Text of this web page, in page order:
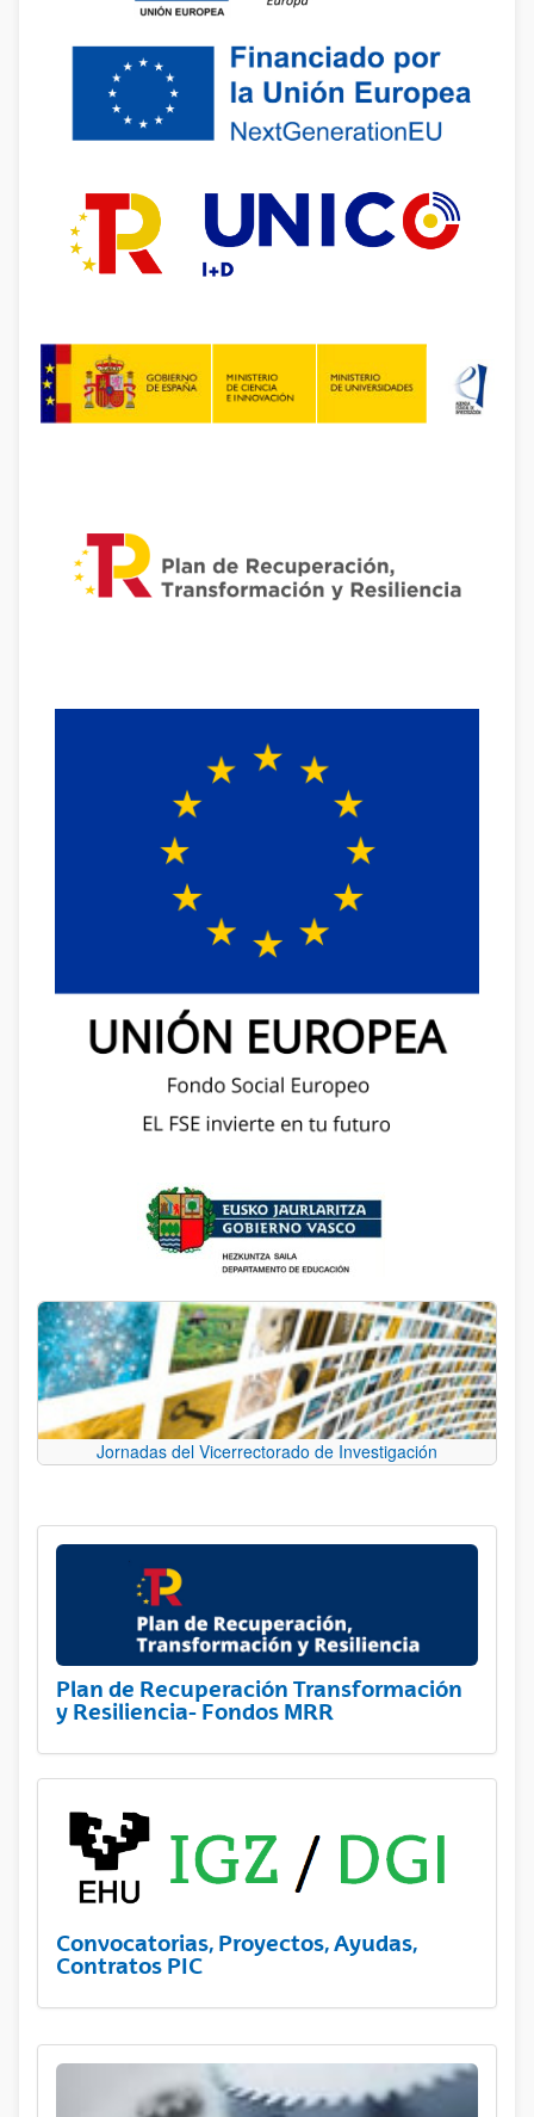
Jornadas del Vicerrectorado de Investigación
Plan de Recuperación Transformación
y Resiliencia- Fondos MRR
Convocatorias, Proyectos, Ayudas,
Contratos PIC